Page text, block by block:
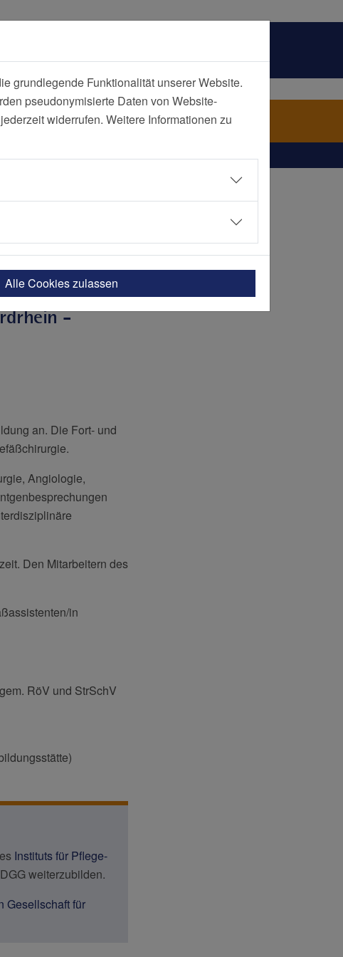
Essen
Essen | Elisabeth-Krankenhaus Contilia
-
an. Die Fort- und
Angiologie,
Den Mitarbeitern des
in
RöV und StrSchV
Instituts für Pflege-
weiterzubilden.
Gesellschaft für
grundlegende Funktionalität unserer Website.
pseudonymisierte Daten von Website-
widerrufen. Weitere Informationen zu
Alle Cookies zulassen